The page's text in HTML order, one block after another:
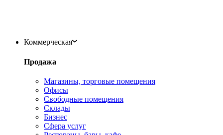
Коммерческая
Продажа
Магазины, торговые помещения
Офисы
Свободные помещения
Склады
Бизнес
Сфера услуг